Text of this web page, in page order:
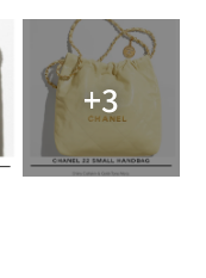
+3